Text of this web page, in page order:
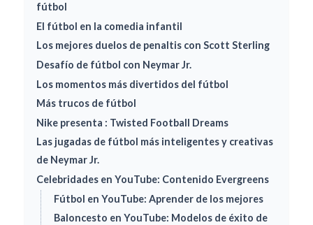
fútbol
El fútbol en la comedia infantil
Los mejores duelos de penaltis con Scott Sterling
Desafío de fútbol con Neymar Jr.
Los momentos más divertidos del fútbol
Más trucos de fútbol
Nike presenta : Twisted Football Dreams
Las jugadas de fútbol más inteligentes y creativas
de Neymar Jr.
Celebridades en YouTube: Contenido Evergreens
Fútbol en YouTube: Aprender de los mejores
Baloncesto en YouTube: Modelos de éxito de